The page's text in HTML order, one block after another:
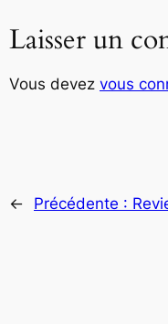
Laisser un
Vous devez vous
← Précédente :